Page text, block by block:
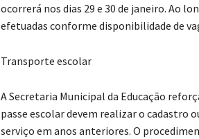
ocorrerá nos dias 29 e 30 de janeiro. Ao
efetuadas conforme disponibilidade de
Transporte escolar
A Secretaria Municipal da Educação
passe escolar devem realizar o cadastro
serviço em anos anteriores. O